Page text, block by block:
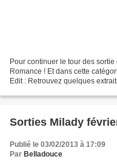
Pour continuer le tour des
Romance ! Et dans cette
Edit : Retrouvez quelques
Sorties Milady
Publié le 03/02/2013 à 17:09
Par Belladouce